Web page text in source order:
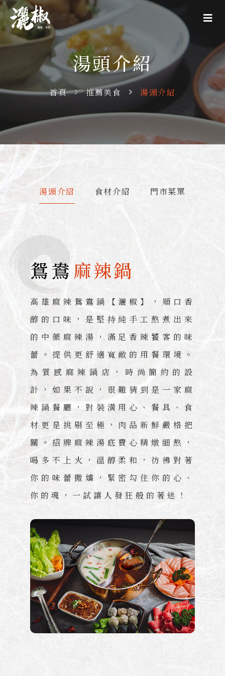
湯頭介紹
首頁 推薦美食 湯頭介紹
湯頭介紹 食材介紹 門市菜單
鴛鴦麻辣鍋
高雄麻辣鴛鴦鍋【灑椒】，順口香
醇的口味，是堅持純手工熬煮出來
的中藥麻辣湯，滿足香辣饕客的味
蕾。提供更舒適寬敞的用餐環境。
為質感麻辣鍋店，時尚簡約的設
計，如果不說，很難猜到是一家麻
辣鍋餐廳，對裝潢用心、餐具、食
材更是挑剔至極，肉品新鮮嚴格把
關。招牌麻辣湯底費心精燉細熬，
喝多不上火，溫醇柔和，彷彿對著
你的味蕾撒嬌，緊密勾住你的心、
你的魂，一試讓人發狂般的著迷！